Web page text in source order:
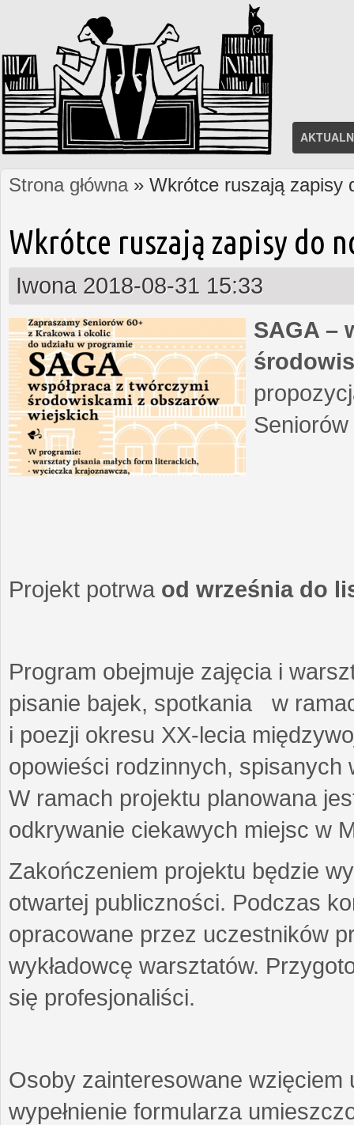
Jesteś tutaj
Strona główna» Wkrótce ruszają zapisy
Wkrótce ruszają zapisy do
Iwona 2018-08-31 15:33
SAGA –
Projekt potrwa od września do
Program obejmuje zajęcia i
pisanie bajek, spotkania w
i poezji okresu XX-lecia
opowieści rodzinnych,
W ramach projektu planowana
odkrywanie ciekawych miejsc w
Zakończeniem projektu będzie
otwartej publiczności. Podczas
opracowane przez uczestników
wykładowcę warsztatów.
się profesjonaliści.
Osoby zainteresowane wzięciem
wypełnienie formularza